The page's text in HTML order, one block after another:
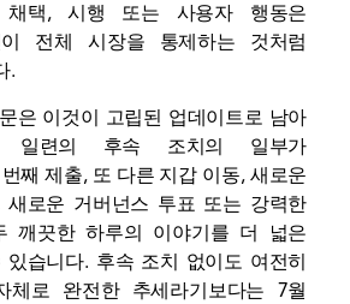
채택, 시행 또는 사용자 행동은
이 전체 시장을 통제하는 것처럼
.
은 이것이 고립된 업데이트로 남아
일련의 후속 조치의 일부가
째 제출, 또 다른 지갑 이동, 새로운
새로운 거버넌스 투표 또는 강력한
깨끗한 하루의 이야기를 더 넓은
습니다. 후속 조치 없이도 여전히
체로 완전한 추세라기보다는 7월